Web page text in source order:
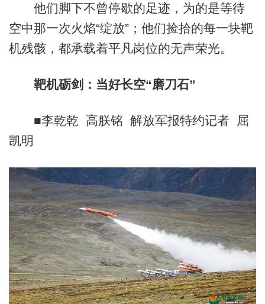
他们脚下不曾停歇的足迹，为的是等待
空中那一次火焰“绽放”；他们捡拾的每一块靶
机残骸，都承载着平凡岗位的无声荣光。
靶机砺剑：当好长空“磨刀石”
■李乾乾 高朕铭 解放军报特约记者 屈
凯明